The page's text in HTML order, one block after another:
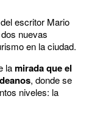
escritor Mario
nuevas
en la ciudad.
lamirada que el
, donde se
niveles: la